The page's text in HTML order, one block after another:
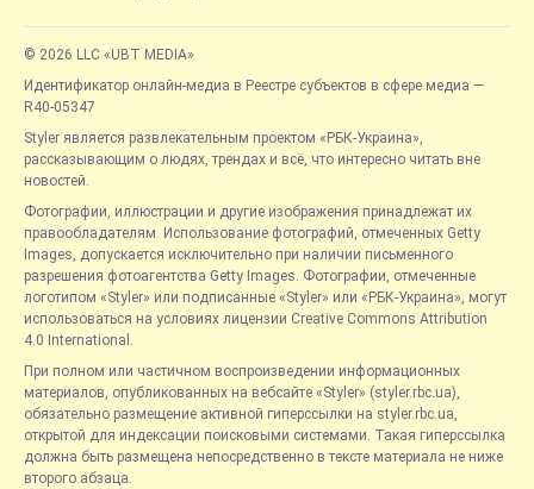
© 2026 LLC «UBT MEDIA»
Идентификатор онлайн-медиа в Реестре субъектов в сфере медиа —
R40-05347
Styler является развлекательным проектом «РБК-Украина»,
рассказывающим о людях, трендах и всё, что интересно читать вне
новостей.
Фотографии, иллюстрации и другие изображения принадлежат их
правообладателям. Использование фотографий, отмеченных Getty
Images, допускается исключительно при наличии письменного
разрешения фотоагентства Getty Images. Фотографии, отмеченные
логотипом «Styler» или подписанные «Styler» или «РБК-Украина», могут
использоваться на условиях лицензии Creative Commons Attribution
4.0 International.
При полном или частичном воспроизведении информационных
материалов, опубликованных на вебсайте «Styler» (styler.rbc.ua),
обязательно размещение активной гиперссылки на styler.rbc.ua,
открытой для индексации поисковыми системами. Такая гиперссылка
должна быть размещена непосредственно в тексте материала не ниже
второго абзаца.